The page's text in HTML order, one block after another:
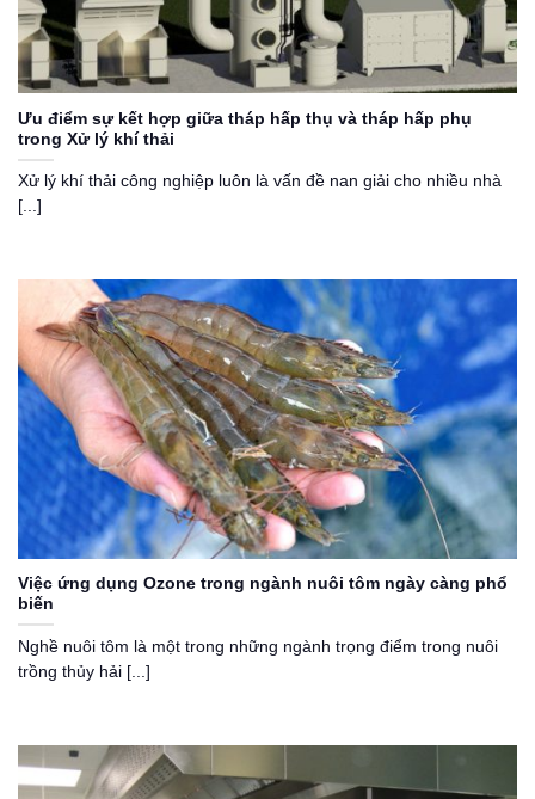
Ưu điểm sự kết hợp giữa tháp hấp thụ và tháp hấp phụ
trong Xử lý khí thải
Xử lý khí thải công nghiệp luôn là vấn đề nan giải cho nhiều nhà
[...]
Việc ứng dụng Ozone trong ngành nuôi tôm ngày càng phổ
biến
Nghề nuôi tôm là một trong những ngành trọng điểm trong nuôi
trồng thủy hải [...]